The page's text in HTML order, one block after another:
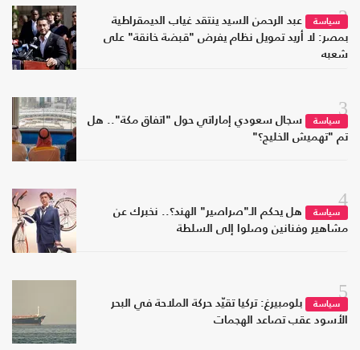
2سياسة
عبد الرحمن السيد ينتقد غياب الديمقراطية
بمصر: لا أريد تمويل نظام يفرض "قبضة خانقة" على
شعبه
3
سياسة
سجال سعودي إماراتي حول "اتفاق مكة".. هل
تم "تهميش الخليج؟"
4
سياسة
هل يحكم الـ"صراصير" الهند؟.. نخبرك عن
مشاهير وفنانين وصلوا إلى السلطة
5
سياسة
بلومبيرغ: تركيا تقيّد حركة الملاحة في البحر
الأسود عقب تصاعد الهجمات